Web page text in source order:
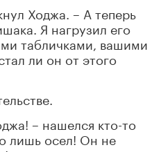
Ходжа. – А теперь
Я нагрузил его
табличками, вашими
ли он от этого
– нашелся кто-то
лишь осел! Он не